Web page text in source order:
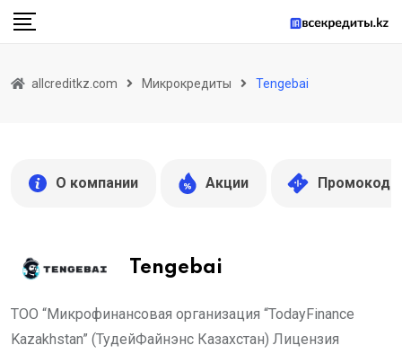
Skip
allcreditkz.com Микрокредиты Tengebai
О компании Акции Промокоды
Tengebai
ТОО “Микрофинансовая организация “TodayFinance
Kazakhstan” (ТудейФайнэнс Казахстан) Лицензия